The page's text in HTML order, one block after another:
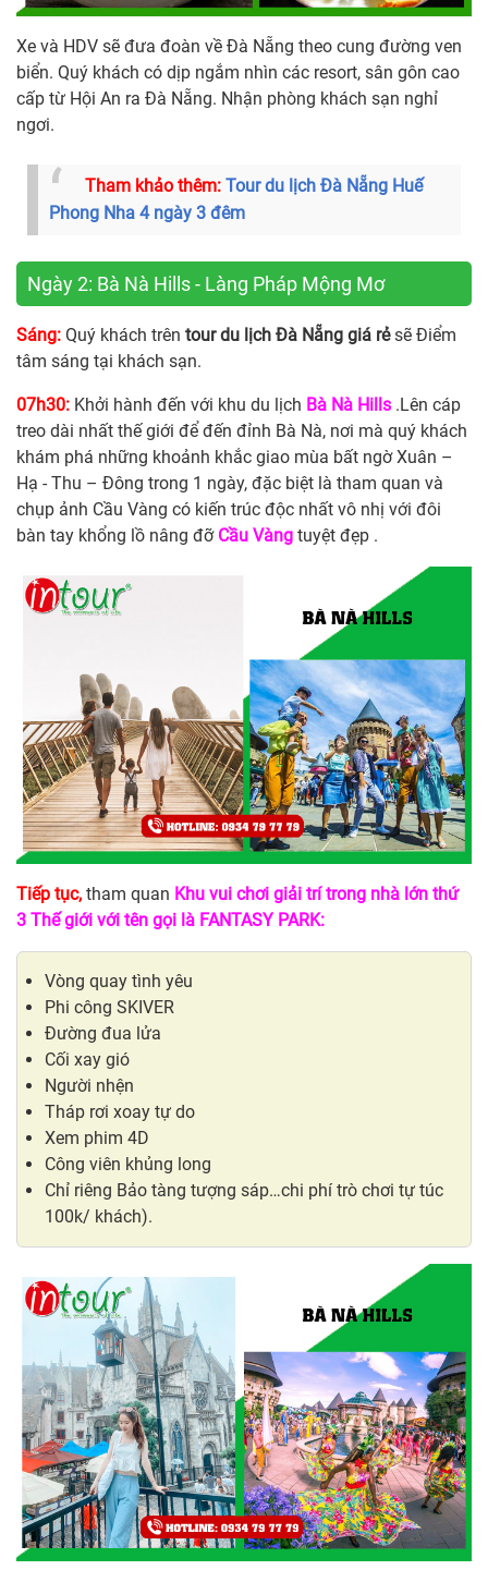
Xe và HDV sẽ đưa đoàn về Đà Nẵng theo cung đường ven
biển. Quý khách có dịp ngắm nhìn các resort, sân gôn cao
cấp từ Hội An ra Đà Nẵng. Nhận phòng khách sạn nghỉ
ngơi.
Tham khảo thêm: Tour du lịch Đà Nẵng Huế
Phong Nha 4 ngày 3 đêm
Ngày 2: Bà Nà Hills - Làng Pháp Mộng Mơ
Sáng: Quý khách trên tour du lịch Đà Nẵng giá rẻsẽ Điểm
tâm sáng tại khách sạn.
07h30: Khởi hành đến với khu du lịch Bà Nà Hills .Lên cáp
treo dài nhất thế giới để đến đỉnh Bà Nà, nơi mà quý khách
khám phá những khoảnh khắc giao mùa bất ngờ Xuân –
Hạ - Thu – Đông trong 1 ngày, đặc biệt là tham quan và
chụp ảnh Cầu Vàng có kiến trúc độc nhất vô nhị với đôi
bàn tay khổng lồ nâng đỡ Cầu Vàng tuyệt đẹp .
Tiếp tục, tham quan Khu vui chơi giải trí trong nhà lớn thứ
3 Thế giới với tên gọi là FANTASY PARK:
Vòng quay tình yêu
Phi công SKIVER
Đường đua lửa
Cối xay gió
Người nhện
Tháp rơi xoay tự do
Xem phim 4D
Công viên khủng long
Chỉ riêng Bảo tàng tượng sáp…chi phí trò chơi tự túc
100k/ khách).